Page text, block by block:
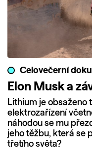
Celovečerní
Elon Musk a
Lithium je obsaženo
elektrozařízení
náhodou se mu
jeho těžbu, která se
třetího světa?